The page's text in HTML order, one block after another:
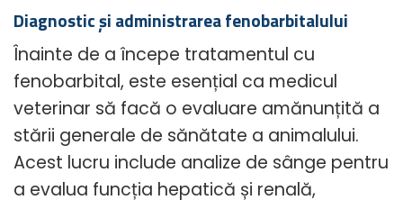
Diagnostic și administrarea fenobarbitalului
Înainte de a începe tratamentul cu
fenobarbital, este esențial ca medicul
veterinar să facă o evaluare amănunțită a
stării generale de sănătate a animalului.
Acest lucru include analize de sânge pentru
a evalua funcția hepatică și renală,